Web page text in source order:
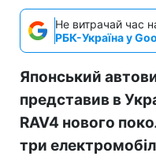
Не витрачай час
РБК-Україна у
Японський
представив в
RAV4 нового
три